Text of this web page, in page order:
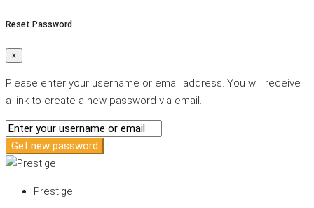
Reset Password
×
Please enter your username or email address. You will receive
a link to create a new password via email.
Get new password
Prestige